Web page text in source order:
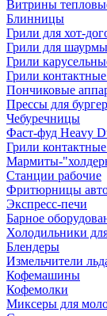
Витрины
Блинницы
Грили для хот-
Грили для шаурмы
Грили
Грили
Пончиковые
Прессы для
Чебуречницы
Фаст-фуд Heavy
Грили
Мармиты-
Станции рабочие
Фритюрницы
Экспресс-печи
Барное
Холодильники
Блендеры
Измельчители
Кофемашины
Кофемолки
Миксеры для